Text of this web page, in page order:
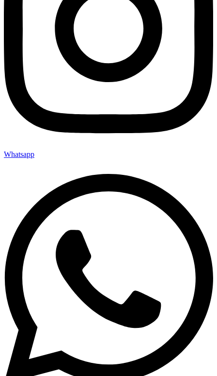
Whatsapp